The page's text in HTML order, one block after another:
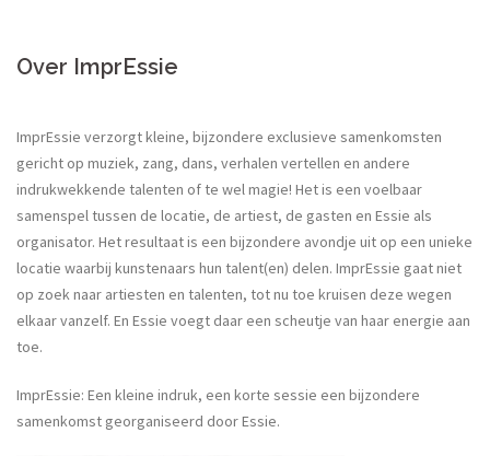
Over ImprEssie
ImprEssie verzorgt kleine, bijzondere exclusieve samenkomsten
gericht op muziek, zang, dans, verhalen vertellen en andere
indrukwekkende talenten of te wel magie! Het is een voelbaar
samenspel tussen de locatie, de artiest, de gasten en Essie als
organisator. Het resultaat is een bijzondere avondje uit op een unieke
locatie waarbij kunstenaars hun talent(en) delen. ImprEssie gaat niet
op zoek naar artiesten en talenten, tot nu toe kruisen deze wegen
elkaar vanzelf. En Essie voegt daar een scheutje van haar energie aan
toe.
ImprEssie: Een kleine indruk, een korte sessie een bijzondere
samenkomst georganiseerd door Essie.